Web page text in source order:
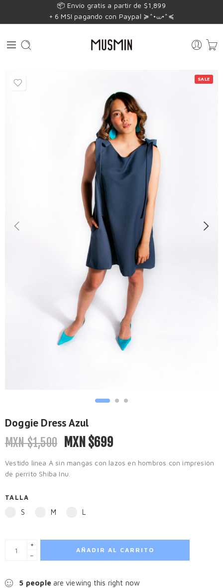
📦 Envío gratis a partir de $1,899
+ 6 MSI pagando con Paypal ≽^•⩊•^≼
SALE
Doggie Dress Azul
MXN $1,500 MXN $699
Vestido linea A sin mangas con lazos en hombros con impresión
de perrito Shiba Inu.
TALLA
S M L
+
−
AÑADIR AL CARRITO
5 people are viewing this right now